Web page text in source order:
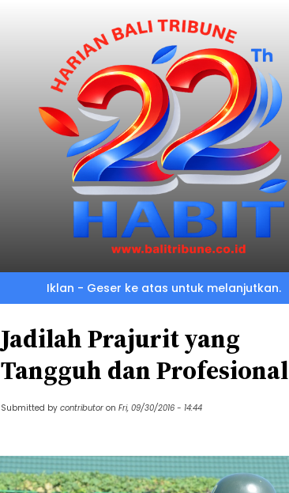
Iklan - Geser ke atas untuk melanjutkan.
Jadilah Prajurit yang
Tangguh dan Profesional
Submitted by contributor on Fri, 09/30/2016 - 14:44